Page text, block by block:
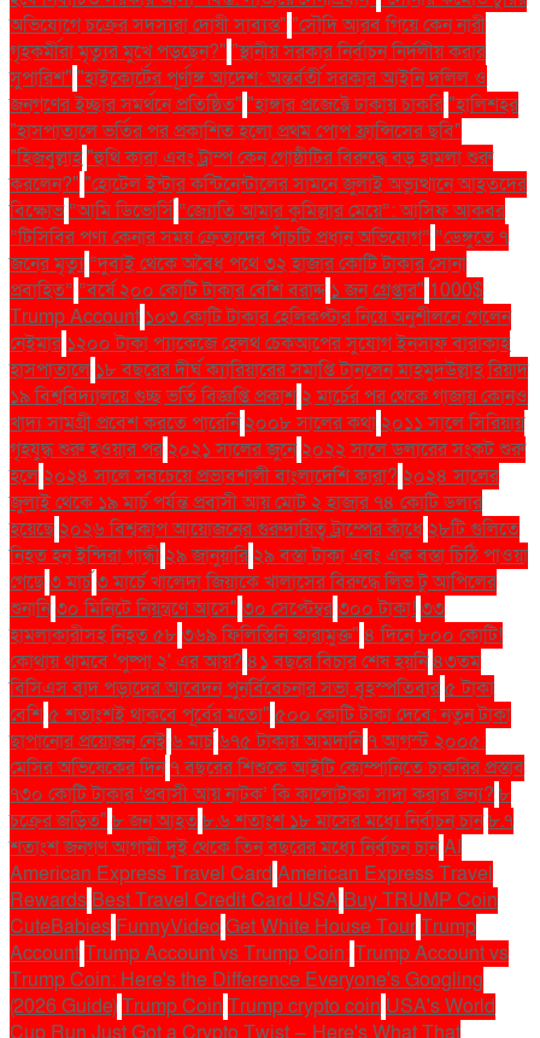
অভিযোগে চক্রের সদস্যরা দোষী সাব্যস্ত" "সৌদি আরব গিয়ে কেন নারী
গৃহকর্মীরা মৃত্যুর মুখে পড়ছেন?" "স্থানীয় সরকার নির্বাচন নির্দলীয় করার
সুপারিশ" "হাইকোর্টের পূর্ণাঙ্গ আদেশ: অন্তর্বর্তী সরকার আইনি দলিল ও
জনগণের ইচ্ছার সমর্থনে প্রতিষ্ঠিত" "হাঙ্গার প্রজেক্টে ঢাকায় চাকরি"হালিশহর
"হাসপাতালে ভর্তির পর প্রকাশিত হলো প্রথম পোপ ফ্রান্সিসের ছবি"
"হিজবুল্লাহ"হুথি কারা এবং ট্রাম্প কেন গোষ্ঠীটির বিরুদ্ধে বড় হামলা শুরু
করলেন?" "হোটেল ইন্টার কন্টিনেন্টালের সামনে জুলাই অভ্যুত্থানে আহতদের
বিক্ষোভ “আমি ডিভোর্সি “জ্যোতি আমার কুমিল্লার মেয়ে”: আসিফ আকবর
“টিসিবির পণ্য কেনার সময় ক্রেতাদের পাঁচটি প্রধান অভিযোগ” “ডেঙ্গুতে ৭
জনের মৃত্যু “দুবাই থেকে অবৈধ পথে ৩২ হাজার কোটি টাকার সোনা
প্রবাহিত” “বর্ষে ২০০ কোটি টাকার বেশি বরাদ্দ ১ জন গ্রেপ্তার" 1000$
Trump Account ১০৩ কোটি টাকার হেলিকপ্টার নিয়ে অনুশীলনে গেলেন
নেইমার ১২০০ টাকা প্যাকেজে হেলথ চেকআপের সুযোগ ইনসাফ বারাকাহ
হাসপাতালে ১৮ বছরের দীর্ঘ ক্যারিয়ারের সমাপ্তি টানলেন মাহমুদউল্লাহ রিয়াদ
১৯ বিশ্ববিদ্যালয়ে গুচ্ছ ভর্তি বিজ্ঞপ্তি প্রকাশ ২ মার্চের পর থেকে গাজায় কোনও
খাদ্য সামগ্রী প্রবেশ করতে পারেনি ২০০৮ সালের কথা ২০১১ সালে সিরিয়ায়
গৃহযুদ্ধ শুরু হওয়ার পর ২০২১ সালের জুনে ২০২২ সালে ডলারের সংকট শুরু
হলে ২০২৪ সালে সবচেয়ে প্রভাবশালী বাংলাদেশি কারা? ২০২৪ সালের
জুলাই থেকে ১৯ মার্চ পর্যন্ত প্রবাসী আয় মোট ২ হাজার ৭৪ কোটি ডলার
হয়েছে ২০২৬ বিশ্বকাপ আয়োজনের গুরুদায়িত্ব ট্রাম্পের কাঁধে ২৮টি গুলিতে
নিহত হন ইন্দিরা গান্ধী ২৯ জানুয়ারি ২৯ বস্তা টাকা এবং এক বস্তা চিঠি পাওয়া
গেছে৩ মার্চ৩ মার্চে খালেদা জিয়াকে খালাসের বিরুদ্ধে লিভ টু আপিলের
শুনানি৩০ মিনিটে নিয়ন্ত্রণে আসে" ৩০ সেপ্টেম্বর৩০০ টাকা!৩৩
হামলাকারীসহ নিহত ৫৮৩৬৯ ফিলিস্তিনি কারামুক্ত" ৪ দিনে ৮০০ কোটি!
কোথায় থামবে 'পুষ্পা ২' এর আয়? ৪১ বছরে বিচার শেষ হয়নি৪৩তম
বিসিএস বাদ পড়াদের আবেদন পুনর্বিবেচনার সভা বৃহস্পতিবার৫ টাকা
বেশি৫ শতাংশই থাকবে পূর্বের মতো" ৫০০ কোটি টাকা দেবে: নতুন টাকা
ছাপানোর প্রয়োজন নেই৬ মার্চ৬৭৫ টাকায় আমদানি৭ আগস্ট ২০০৫:
মেসির অভিষেকের দিন৭ বছরের শিশুকে আইটি কোম্পানিতে চাকরির প্রস্তাব
৭৩০ কোটি টাকার ‘প্রবাসী আয় নাটক’ কি কালোটাকা সাদা করার জন্য? ৮
চক্রের জড়িত" ৮ জন আহত৮.৬ শতাংশ ১৮ মাসের মধ্যে নির্বাচন চান৮.৭
শতাংশ জনগণ আগামী দুই থেকে তিন বছরের মধ্যে নির্বাচন চানAI
American Express Travel Card American Express Travel
Rewards Best Travel Credit Card USA Buy TRUMP Coin
CuteBabies FunnyVideo Get White House TourTrump
AccountTrump Account vs Trump Coin:Trump Account vs
Trump Coin: Here's the Difference Everyone's Googling
(2026 Guide)Trump Coin Trump crypto coin USA's World
Cup Run Just Got a Crypto Twist — Here's What That